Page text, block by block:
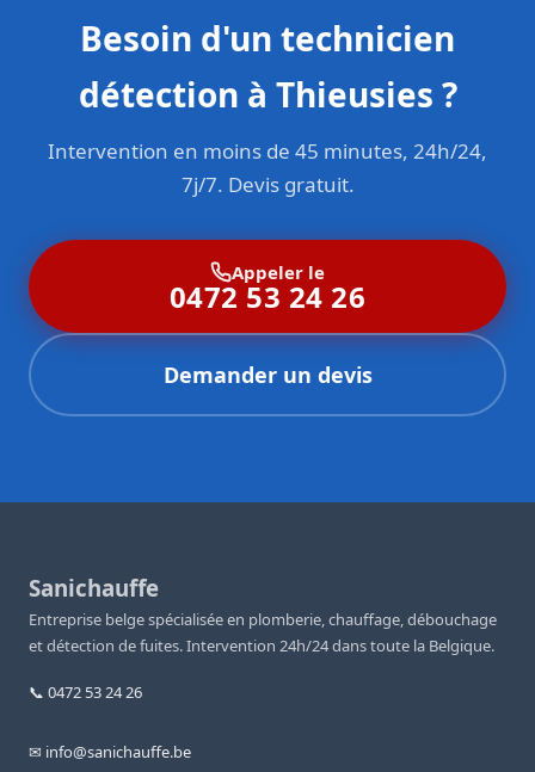
Besoin d'un technicien
détection à Thieusies ?
Intervention en moins de 45 minutes, 24h/24,
7j/7. Devis gratuit.
Appeler le
0472 53 24 26
Demander un devis
Sanichauffe
Entreprise belge spécialisée en plomberie, chauffage, débouchage
et détection de fuites. Intervention 24h/24 dans toute la Belgique.
📞 0472 53 24 26
✉ info@sanichauffe.be